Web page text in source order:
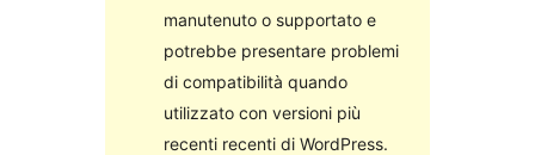
manutenuto o supportato e
potrebbe presentare problemi
di compatibilità quando
utilizzato con versioni più
recenti recenti di WordPress.